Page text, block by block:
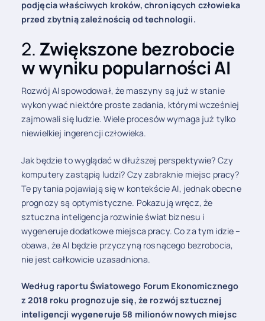
podjęcia właściwych kroków, chroniących człowieka
przed zbytnią zależnością od technologii.
2.Zwiększone bezrobocie
w wyniku popularności AI
Rozwój AI spowodował, że maszyny są już w stanie
wykonywać niektóre proste zadania, którymi wcześniej
zajmowali się ludzie. Wiele procesów wymaga już tylko
niewielkiej ingerencji człowieka.
Jak będzie to wyglądać w dłuższej perspektywie? Czy
komputery zastąpią ludzi? Czy zabraknie miejsc pracy?
Te pytania pojawiają się w kontekście AI, jednak obecne
prognozy są optymistyczne. Pokazują wręcz, że
sztuczna inteligencja rozwinie świat biznesu i
wygeneruje dodatkowe miejsca pracy. Co za tym idzie – ​​
obawa, że ​​AI będzie przyczyną rosnącego bezrobocia,
nie jest całkowicie uzasadniona.
Według raportu Światowego Forum Ekonomicznego
z 2018 roku prognozuje się, że rozwój sztucznej
inteligencji wygeneruje 58 milionów nowych miejsc